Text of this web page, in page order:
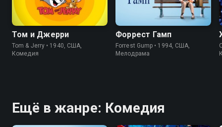
Том и Джерри
Tom & Jerry • 1940, США,
Комедия
Форрест Гамп
Forrest Gump • 1994, США,
Мелодрама
Ещё в жанре: Комедия